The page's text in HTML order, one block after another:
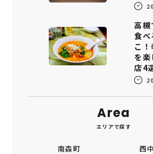
高槻
食べ
こ
を
店4
Area
エリアで探す
南森町 西